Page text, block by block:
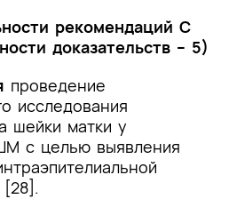
рекомендаций С
доказательств – 5)
проведение
исследования
шейки матки у
с целью выявления
[28].